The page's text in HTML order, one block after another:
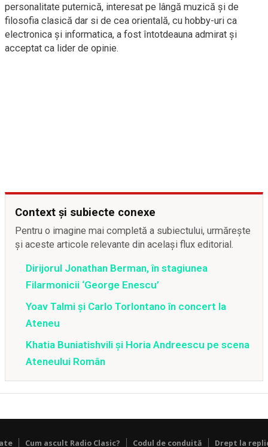
personalitate puternică, interesat pe lângă muzică şi de
filosofia clasică dar si de cea orientală, cu hobby-uri ca
electronica şi informatica, a fost întotdeauna admirat şi
acceptat ca lider de opinie.
Context și subiecte conexe
Pentru o imagine mai completă a subiectului, urmărește
și aceste articole relevante din același flux editorial.
Dirijorul Jonathan Berman, în stagiunea
Filarmonicii ‘George Enescu’
Yoav Talmi și Carlo Torlontano în concert la
Ateneu
Khatia Buniatishvili și Horia Andreescu pe scena
Ateneului Român
Cum ascult Radio Clasic? Codul de conduită Drept la